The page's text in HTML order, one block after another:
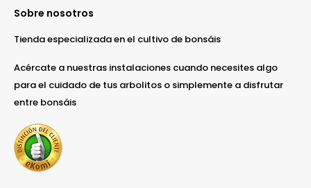
Sobre nosotros
Tienda especializada en el cultivo de bonsáis
Acércate a nuestras instalaciones cuando necesites algo
para el cuidado de tus arbolitos o simplemente a disfrutar
entre bonsáis